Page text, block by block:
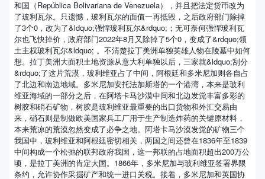
和国（República Bolivariana de Venezuela），并且把法定货币改为
了玻利瓦尔。只遗憾，玻利瓦尔的面值一再抵毁，之后政府部门除掉
了3个0，改为了&ldquo;强悍玻利瓦尔&rdquo;；无可奈何强悍玻利瓦
尔也飞快掉价，政府部门2022年8月又除掉了5个0，变成了&rdquo;领
土主权玻利瓦尔&ldquo; 。不清楚拉丁美洲单独英雄人物在陵墓中如何
想。拉丁美洲大面积土地资源从意大利单独以后，三家就&ldquo;刮分
&rdquo;了这片荒漠，玻利维亚占了中间，阿根廷和多米尼加则各自占
了北边和南边地域。多米尼加安托法加斯塔的一个港湾，本来是玻利
维亚海域的一部分之后，在阿塔卡马沙漠中间和北边发觉丰富多彩的
树胶和硝石矿物，树胶是玻利维亚最重要的出口货物和外汇交易由
来，硝石则是制做欧美国家兵工厂用于生产制造炸药的关键原材料，
本来荒凉的荒漠忽然变成了必争之地。阿塔卡马沙漠发觉的矿物三个
我国中，玻利维亚和阿根廷密切相关，两国之间还曾在1836年至1839
中间构成一个松弛的联邦政府我国，这一邦联的占地面积超出200万公
顷，是拉丁美洲的肯定大国。1866年，多米尼加与玻利维亚签署界限
条约，允许协作采掘矿产和统一进口关税。接着，多米尼加和英国协